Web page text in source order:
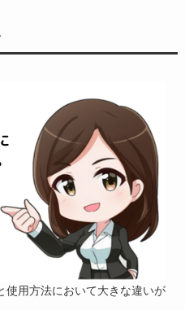
使用方法において大きな違いが